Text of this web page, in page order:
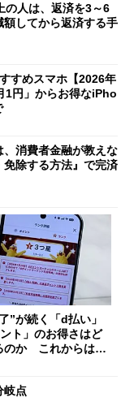
の人は、返済を3～6
してから返済する手
すめスマホ【2026年
1円」からお得なiPho
消費者金融が教えな
除する方法』で完済
”が続く「d払い」
ント」のお得さはど
のか これからは
岐点